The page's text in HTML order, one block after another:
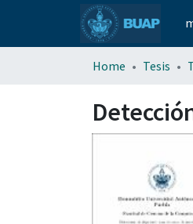
Home Tesis